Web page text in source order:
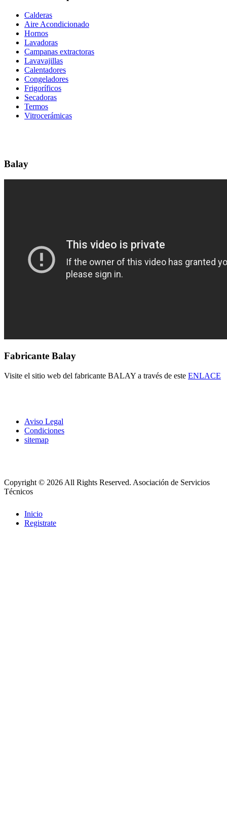
Calderas
Aire Acondicionado
Hornos
Lavadoras
Campanas extractoras
Lavavajillas
Calentadores
Congeladores
Frigoríficos
Secadoras
Termos
Vitrocerámicas
Balay
Fabricante Balay
Visite el sitio web del fabricante BALAY a través de este ENLACE
Aviso Legal
Condiciones
sitemap
Copyright © 2026 All Rights Reserved. Asociación de Servicios
Técnicos
Inicio
Registrate